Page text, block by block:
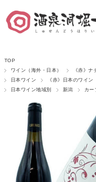
TOP
ワイン（海外・日本）
《赤》ナ
日本ワイン
《赤》日本のワイン
日本ワイン地域別
新潟 カー